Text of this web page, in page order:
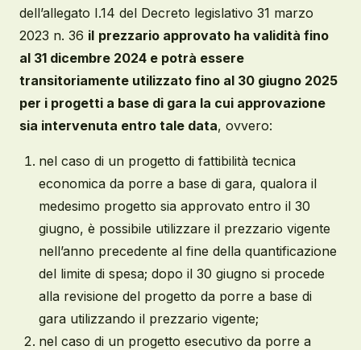
dell’allegato I.14 del Decreto legislativo 31 marzo
2023 n. 36 il prezzario approvato ha validità fino
al 31 dicembre 2024 e potrà essere
transitoriamente utilizzato fino al 30 giugno 2025
per i progetti a base di gara la cui approvazione
sia intervenuta entro tale data, ovvero:
nel caso di un progetto di fattibilità tecnica
economica da porre a base di gara, qualora il
medesimo progetto sia approvato entro il 30
giugno, è possibile utilizzare il prezzario vigente
nell’anno precedente al fine della quantificazione
del limite di spesa; dopo il 30 giugno si procede
alla revisione del progetto da porre a base di
gara utilizzando il prezzario vigente;
nel caso di un progetto esecutivo da porre a